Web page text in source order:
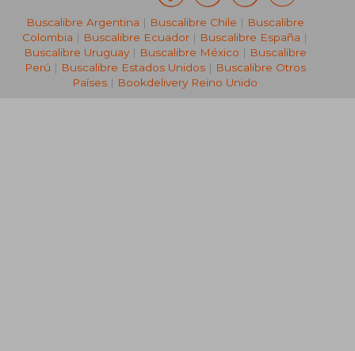
Buscalibre Argentina | Buscalibre Chile | Buscalibre
Colombia | Buscalibre Ecuador | Buscalibre España |
Buscalibre Uruguay| Buscalibre México | Buscalibre
Perú | Buscalibre Estados Unidos| Buscalibre Otros
Países | Bookdelivery Reino Unido